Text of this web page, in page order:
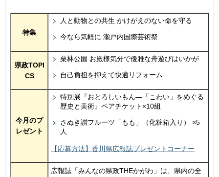
特集
人と動物との共生 かけがえのない命を守る
今なら気軽に 瀬戸内国際芸術祭
県政TOPI
CS
栗林公園 お殿様気分で優雅な舟遊びはいかが
自己負担を抑えて快適リフォーム
今月のプ
レゼント
特別展『おとろしいもん―「こわい」をめぐる
歴史と美術』ペアチケット×10組
さぬき讃フルーツ「もも」（化粧箱入り） ×5
人
【応募方法】香川県広報誌プレゼントコーナー
広報誌「みんなの県政THEかがわ」は、県内の全